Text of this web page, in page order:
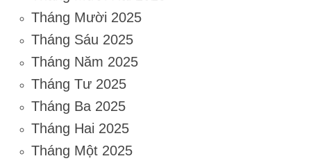
Tháng Mười 2025
Tháng Sáu 2025
Tháng Năm 2025
Tháng Tư 2025
Tháng Ba 2025
Tháng Hai 2025
Tháng Một 2025